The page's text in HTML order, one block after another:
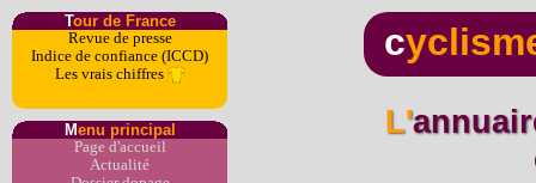
Tour de France
Revue de presse
Indice de confiance (ICCD)
Les vrais chiffres
Menu principal
Page d'accueil
Actualité
c
L'annuaire du dopage par